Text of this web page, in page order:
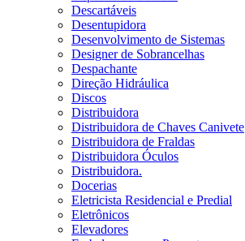
Descartáveis
Desentupidora
Desenvolvimento de Sistemas
Designer de Sobrancelhas
Despachante
Direção Hidráulica
Discos
Distribuidora
Distribuidora de Chaves Canivete
Distribuidora de Fraldas
Distribuidora Óculos
Distribuidora.
Docerias
Eletricista Residencial e Predial
Eletrônicos
Elevadores